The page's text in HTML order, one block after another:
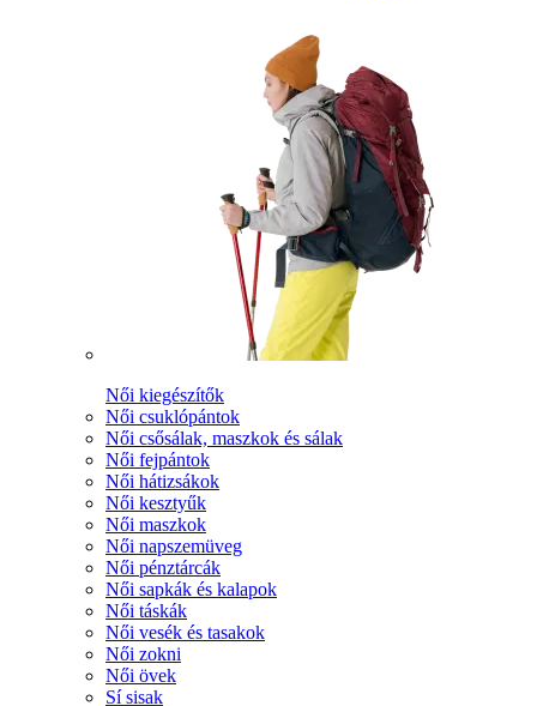
Női kiegészítők
Női csuklópántok
Női csősálak, maszkok és sálak
Női fejpántok
Női hátizsákok
Női kesztyűk
Női maszkok
Női napszemüveg
Női pénztárcák
Női sapkák és kalapok
Női táskák
Női vesék és tasakok
Női zokni
Női övek
Sí sisak